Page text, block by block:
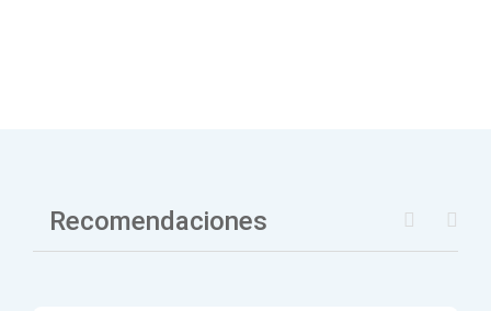
Recomendaciones